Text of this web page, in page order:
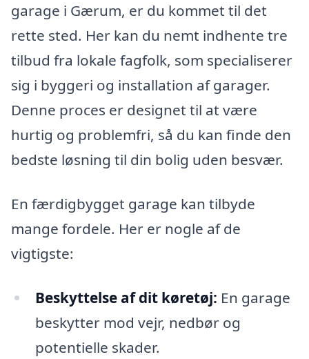
garage i Gærum, er du kommet til det
rette sted. Her kan du nemt indhente tre
tilbud fra lokale fagfolk, som specialiserer
sig i byggeri og installation af garager.
Denne proces er designet til at være
hurtig og problemfri, så du kan finde den
bedste løsning til din bolig uden besvær.
En færdigbygget garage kan tilbyde
mange fordele. Her er nogle af de
vigtigste:
Beskyttelse af dit køretøj: En garage
beskytter mod vejr, nedbør og
potentielle skader.